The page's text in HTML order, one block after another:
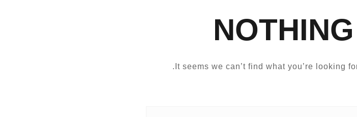
It seems we can’t find what you’re looking